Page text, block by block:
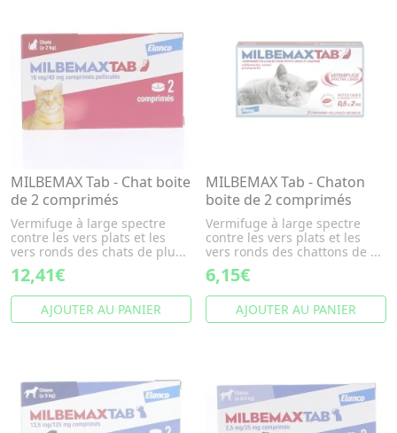
MILBEMAX Tab - Chat boite
de 2 comprimés
Vermifuge à large spectre
contre les vers plats et les
vers ronds des chats de plu...
12,41€
AJOUTER AU PANIER
MILBEMAX Tab - Chaton
boite de 2 comprimés
Vermifuge à large spectre
contre les vers plats et les
vers ronds des chattons de ...
6,15€
AJOUTER AU PANIER